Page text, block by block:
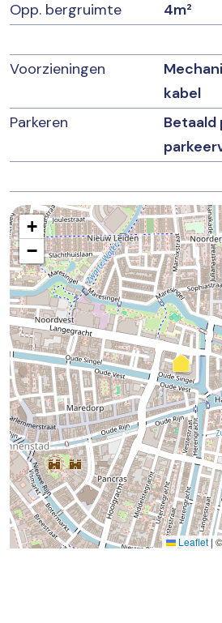
Opp. bergruimte 4m²
Voorzieningen
kabel
Parkeren
Betaald
+
−
Leaflet | ©